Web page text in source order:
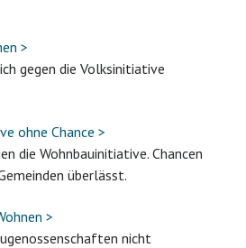
>
gegen die Volksinitiative
ohne Chance >
die Wohnbauinitiative. Chancen
überlässt.
>
nicht